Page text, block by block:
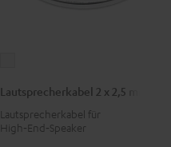
x
2,5
mm²
Lautsprecherkabel 2 x 2,5 mm²
Lautsprecherkabel für
High‑End‑Speaker